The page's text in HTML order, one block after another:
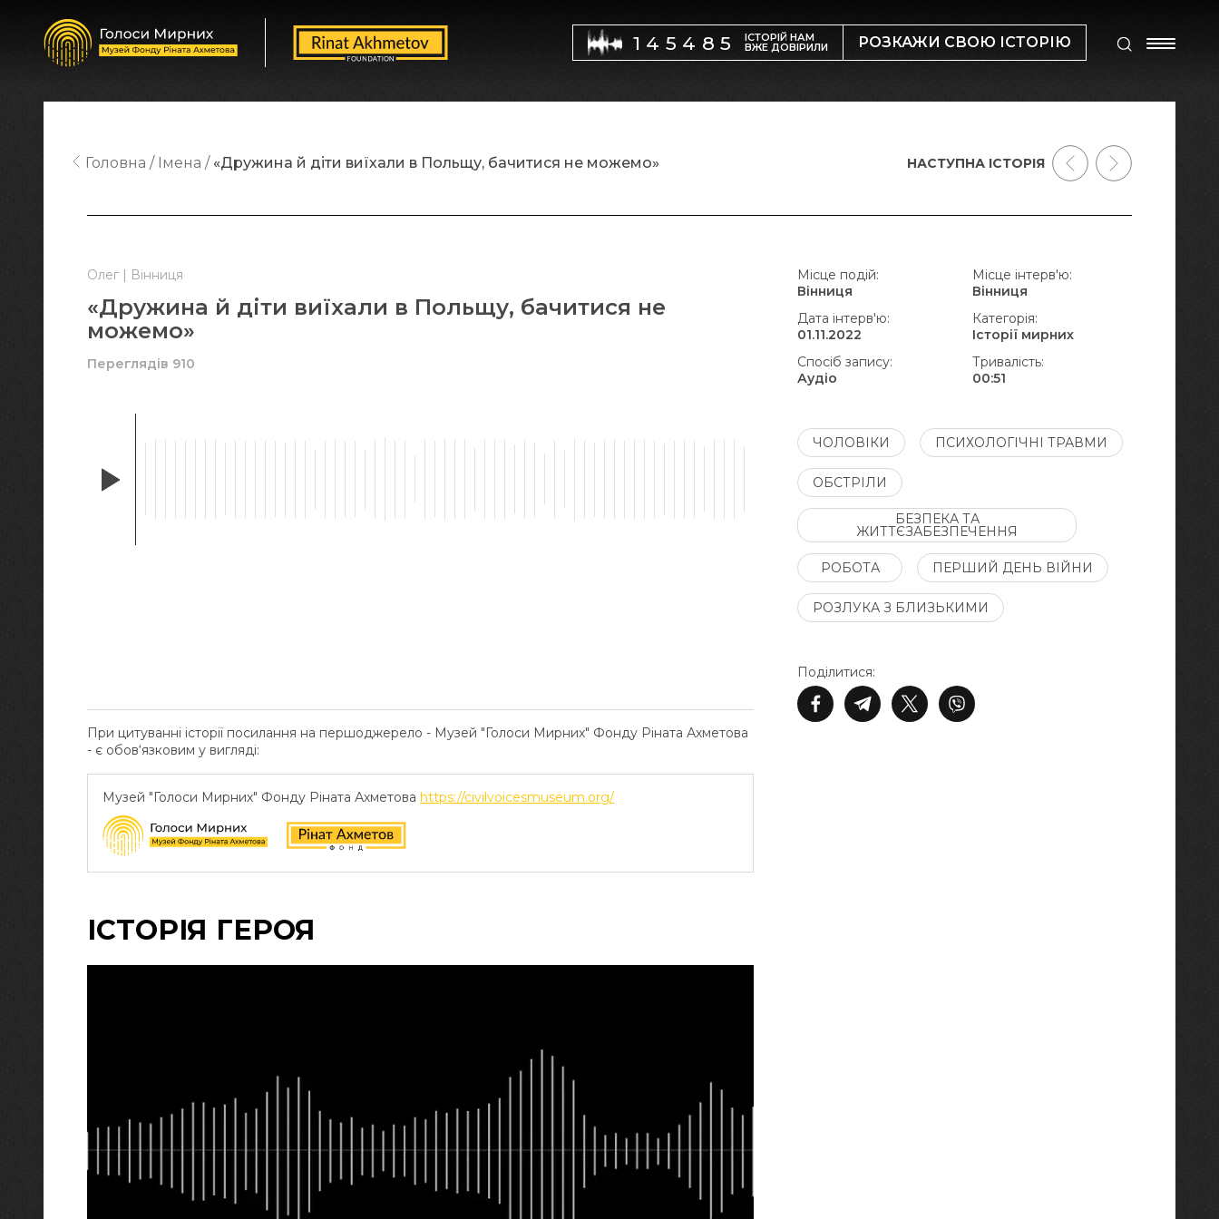
145485 ІСТОРІЙ НАМ
ВЖЕ ДОВІРИЛИ РОЗКАЖИ СВОЮ ІСТОРІЮ
Олег | Вінниця
«Дружина й діти виїхали в Польщу, бачитися не
можемо»
Переглядів 910
При цитуванні історії посилання на першоджерело - Музей "Голоси Мирних" Фонду Ріната Ахметова
- є обов‘язковим у вигляді:
Музей "Голоси Мирних" Фонду Ріната Ахметова https://civilvoicesmuseum.org/
Головна Імена «Дружина й діти виїхали в Польщу, бачитися не можемо»
Поділитися:
Місце подій:
Вінниця
Місце інтерв'ю:
Вінниця
Дата інтерв'ю:
01.11.2022
Категорія:
Історії мирних
Спосіб запису:
Аудіо
Тривалість:
00:51
ЧОЛОВІКИ ПСИХОЛОГІЧНІ ТРАВМИ
ОБСТРІЛИ
БЕЗПЕКА ТА
ЖИТТЄЗАБЕЗПЕЧЕННЯ
РОБОТА ПЕРШИЙ ДЕНЬ ВІЙНИ
РОЗЛУКА З БЛИЗЬКИМИ
НАСТУПНА ІСТОРІЯ
ІСТОРІЯ ГЕРОЯ